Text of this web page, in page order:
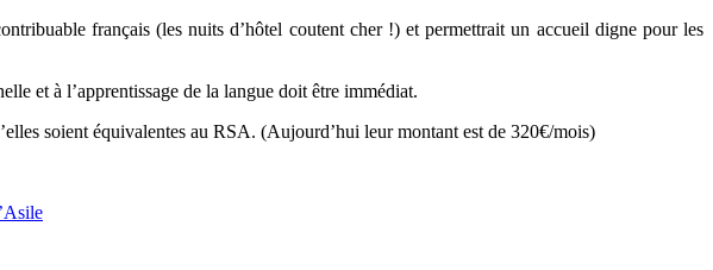
français (les nuits d’hôtel coutent cher !) et permettrait un accueil digne pour les
et à l’apprentissage de la langue doit être immédiat.
soient équivalentes au RSA. (Aujourd’hui leur montant est de 320€/mois)